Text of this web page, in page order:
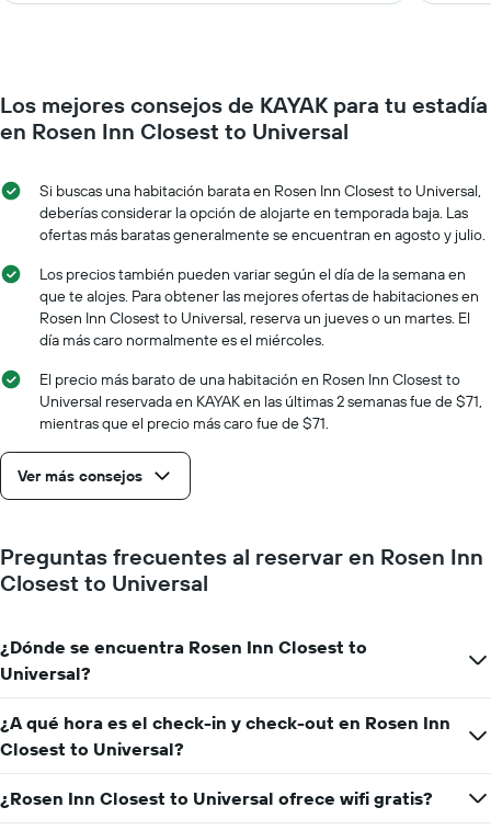
Los mejores consejos de KAYAK para tu estadía
en Rosen Inn Closest to Universal
Si buscas una habitación barata en Rosen Inn Closest to Universal,
deberías considerar la opción de alojarte en temporada baja. Las
ofertas más baratas generalmente se encuentran en agosto y julio.
Los precios también pueden variar según el día de la semana en
que te alojes. Para obtener las mejores ofertas de habitaciones en
Rosen Inn Closest to Universal, reserva un jueves o un martes. El
día más caro normalmente es el miércoles.
El precio más barato de una habitación en Rosen Inn Closest to
Universal reservada en KAYAK en las últimas 2 semanas fue de $71,
mientras que el precio más caro fue de $71.
Ver más consejos
Preguntas frecuentes al reservar en Rosen Inn
Closest to Universal
¿Dónde se encuentra Rosen Inn Closest to
Universal?
¿A qué hora es el check-in y check-out en Rosen Inn
Closest to Universal?
¿Rosen Inn Closest to Universal ofrece wifi gratis?